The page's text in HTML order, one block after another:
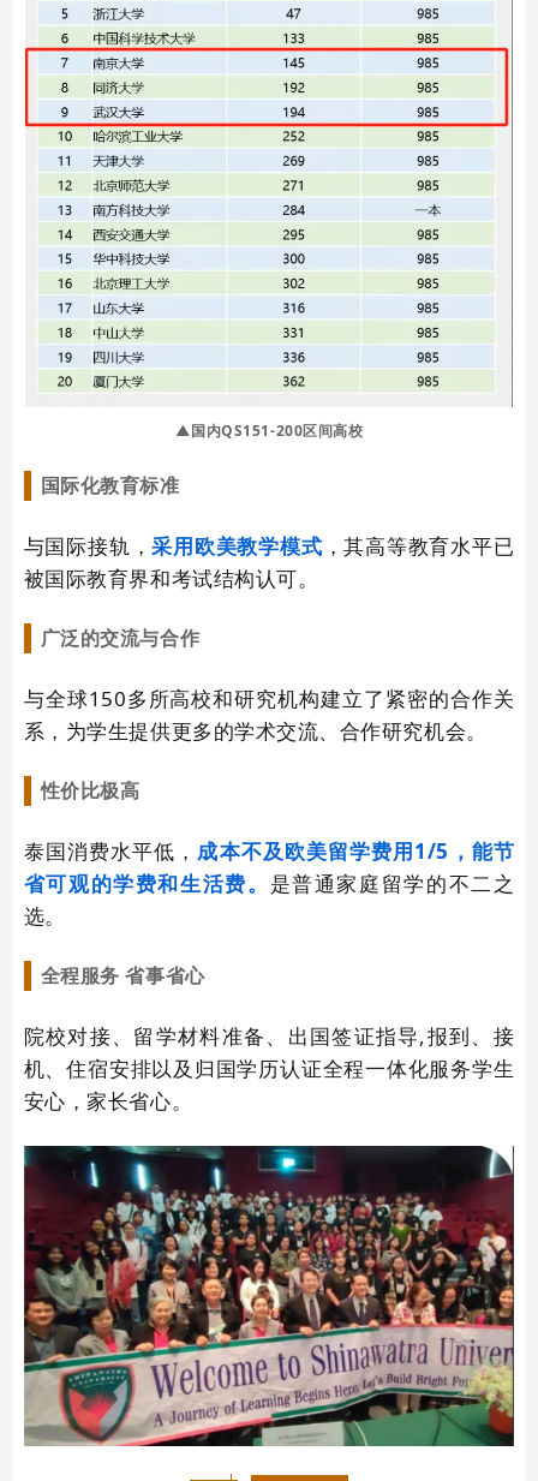
▲国内QS151-200区间高校
国际化教育标准
与国际接轨，采用欧美教学模式 ，其高等教育水平已
被国际教育界和考试结构认可。
广泛的交流与合作
与全球150多所高校和研究机构建立了紧密的合作关
系，为学生提供更多的学术交流、合作研究机会。
性价比极高
泰国消费水平低， 成本不及欧美留学费用1/5，能节
省可观的学费和生活费。 是普通家庭留学的不二之
选。
全程服务 省事省心
院校对接、留学材料准备、出国签证指导,报到、接
机、住宿安排以及归国学历认证全程一体化服务学生
安心，家长省心。